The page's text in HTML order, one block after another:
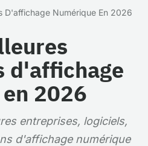
D'affichage Numérique En 2026
d'affichage
2026
entreprises, logiciels,
d'affichage numérique